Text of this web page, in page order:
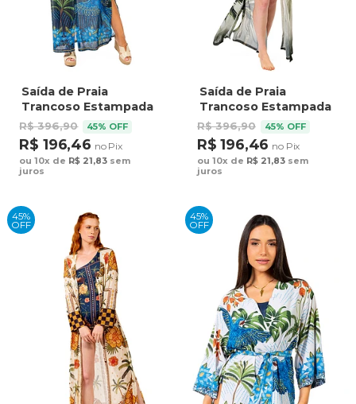
Saída de Praia
Trancoso Estampada
Arara Bordado Barra
Fundo Azul
R$ 396,90 45% OFF
R$ 196,46 no Pix
ou 10x de R$ 21,83 sem
juros
Saída de Praia
Trancoso Estampada
Palmeiras Fundo
Degrade
R$ 396,90 45% OFF
R$ 196,46 no Pix
ou 10x de R$ 21,83sem
juros
45%
OFF
45%
OFF